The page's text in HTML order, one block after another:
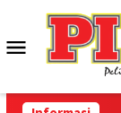
konten
Menu
Mobile